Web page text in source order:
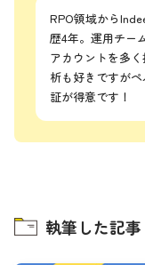
RPO領域から
歴4年。運用チー
アカウントを多
析も好きですが
証が得意です！
執筆した記事